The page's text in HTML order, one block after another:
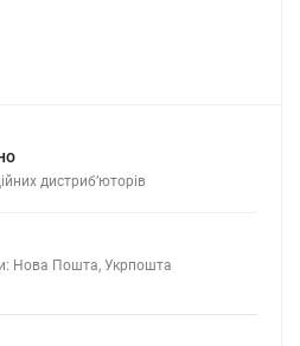
дистриб’юторів
Нова Пошта, Укрпошта